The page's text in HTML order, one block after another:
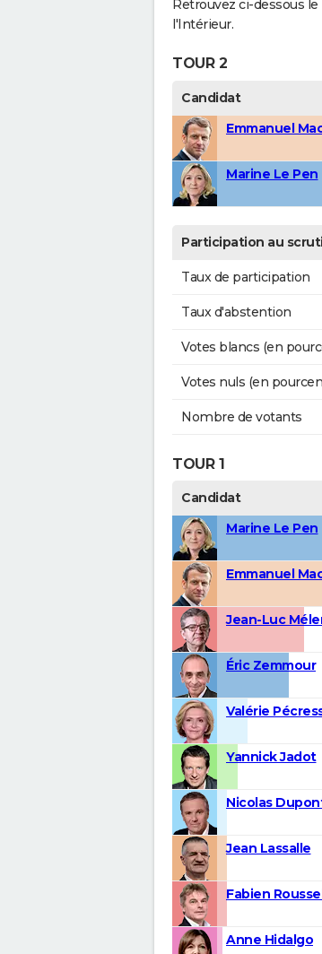
Retrouvez ci-dessous
l'Intérieur.
TOUR 2
Candidat
Emmanuel
Marine Le Pen
Participation au
Taux de participation
Taux d'abstention
Votes blancs (en
Votes nuls (en
Nombre de votants
TOUR 1
Candidat
Marine Le Pen
Emmanuel
Jean-Luc
Éric Zemmour
Valérie
Yannick Jadot
Nicolas
Jean Lassalle
Fabien Roussel
Anne Hidalgo